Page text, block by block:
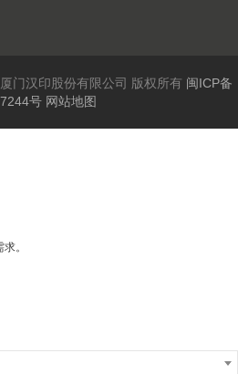
门汉印股份有限公司 版权所有 闽ICP备
号 网站地图
。